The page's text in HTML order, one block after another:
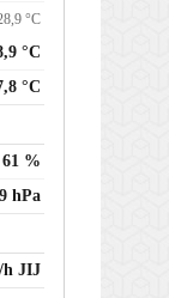
°C
°C
°C
61 %
hPa
h JIJ